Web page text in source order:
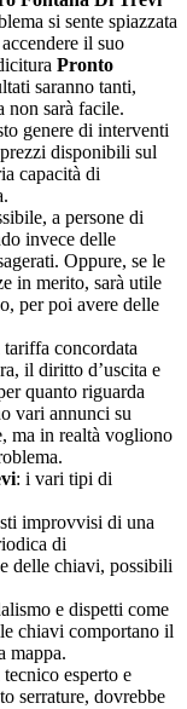
si sente spiazzata
il suo
Pronto
saranno tanti,
non sarà facile.
genere di interventi
disponibili sul
capacità di
a persone di
invece delle
Oppure, se le
in merito, sarà utile
per poi avere delle
concordata
il diritto d’uscita e
quanto riguarda
vari annunci su
ma in realtà vogliono
: i vari tipi di
improvvisi di una
di
delle chiavi, possibili
e dispetti come
chiavi comportano il
mappa.
esperto e
serrature, dovrebbe